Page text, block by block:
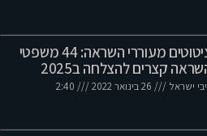
ציטוטים מעוררי השראה: 44 משפטי
קצרים להצלחה ב2025
ישראל